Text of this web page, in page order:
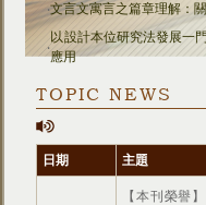
‧文言文寓言之篇章理解：
‧
以設計本位研究法發展一
應用
TOPIC NEWS
日期 主題
【本刊榮譽